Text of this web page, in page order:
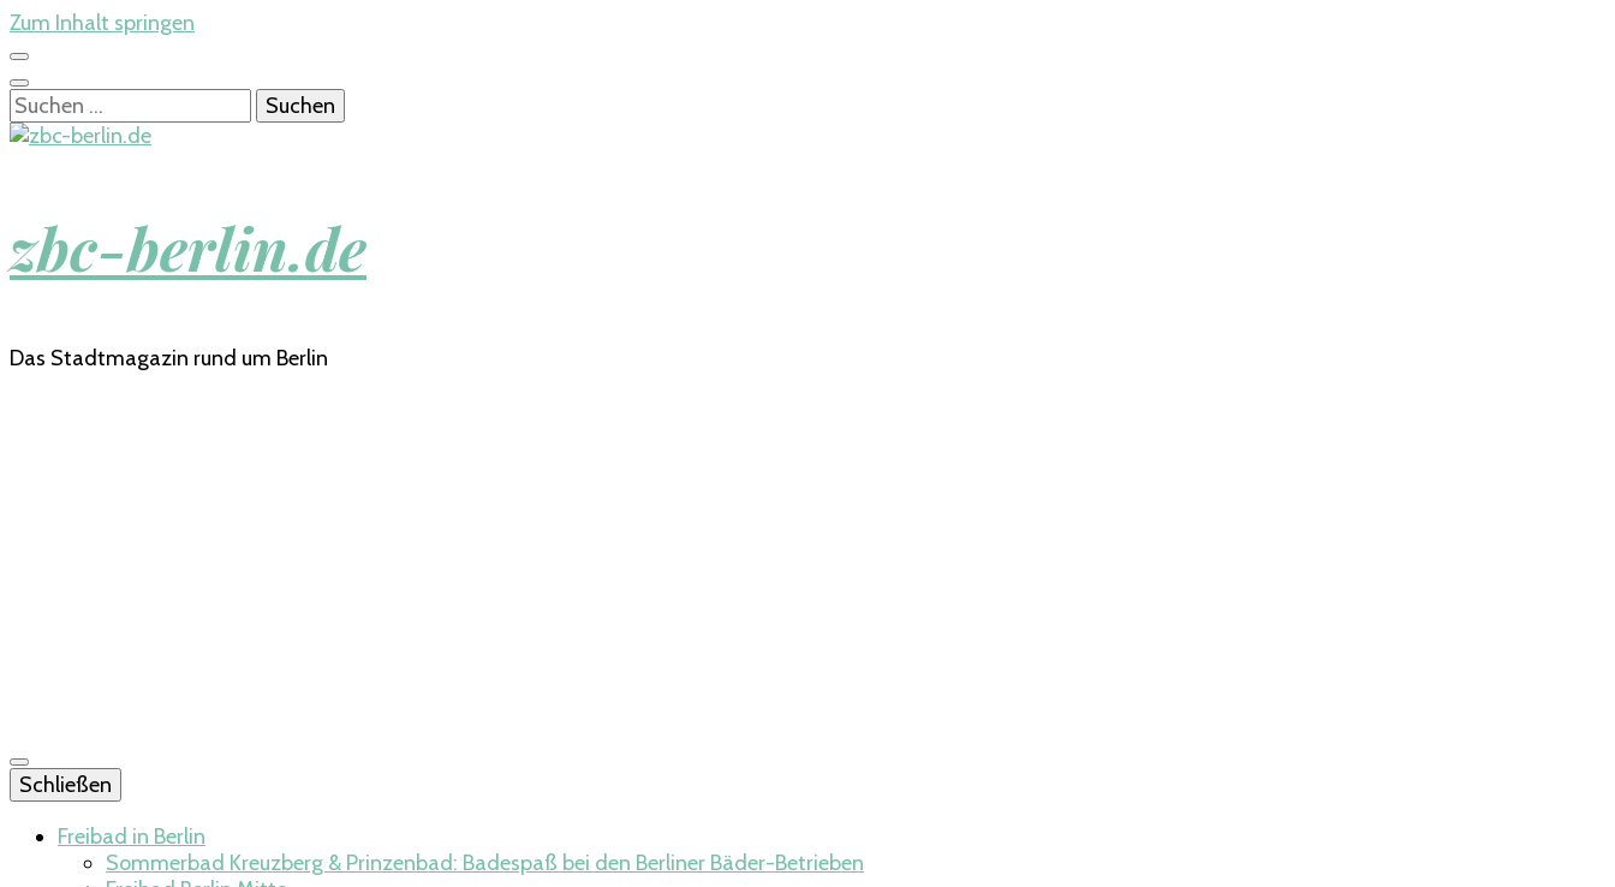
Zum Inhalt springen
Suchen
nach:
zbc-berlin.de
Das Stadtmagazin rund um Berlin
Schließen
Freibad in Berlin
Sommerbad Kreuzberg & Prinzenbad: Badespaß bei den Berliner Bäder-Betrieben